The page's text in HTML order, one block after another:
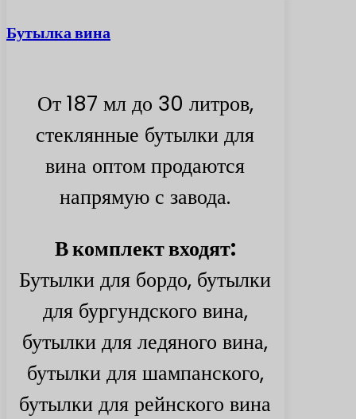
Бутылка вина
От 187 мл до 30 литров,
стеклянные бутылки для
вина оптом продаются
напрямую с завода.
В комплект входят:
Бутылки для бордо, бутылки
для бургундского вина,
бутылки для ледяного вина,
бутылки для шампанского,
бутылки для рейнского вина